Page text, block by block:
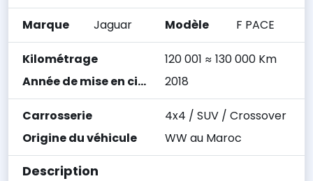
Marque Jaguar Modèle F PACE
Kilométrage
120 001 ≈ 130 000 Km
Année de mise en circulation
2018
Carrosserie
4x4 / SUV / Crossover
Origine du véhicule
WW au Maroc
Description